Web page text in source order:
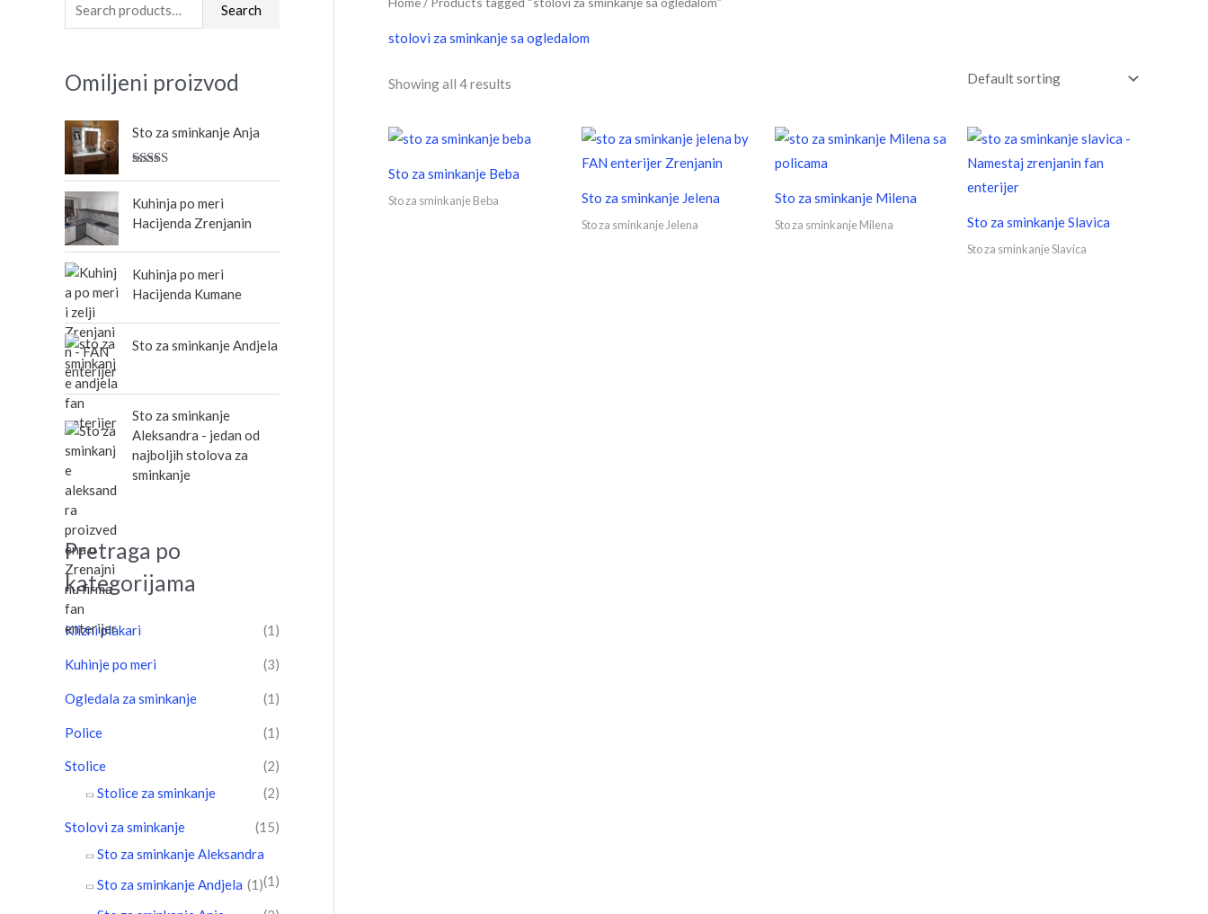
e
r
f
o
r
:
Search
Omiljeni proizvod
Sto za sminkanje Anja
Rated5.00
Kuhinja po meri
Hacijenda Zrenjanin
Kuhinja po meri
Hacijenda Kumane
Sto za sminkanje Andjela
Sto za sminkanje
Aleksandra - jedan od
najboljih stolova za
sminkanje
Pretraga po
kategorijama
Klizni plakari (1)
Kuhinje po meri (3)
Ogledala za sminkanje (1)
Police (1)
Stolice
(2)
Stolice za sminkanje
(2)
Stolovi za sminkanje
(15)
Sto za sminkanje Aleksandra
(1)
Sto za sminkanje Andjela (1)
stolovi za sminkanje sa ogledalom
Showing all 4 results
Sto za sminkanje Beba
Sto za sminkanje Beba Sto za sminkanje Jelena
Sto za sminkanje Jelena
Sto za sminkanje Milena
Sto za sminkanje Milena Sto za sminkanje Slavica
Sto za sminkanje Slavica